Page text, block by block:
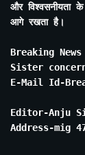
और विश्वसनीयता
आगे रखता है।
Breaking
Sister
E-Mail Id-
Editor-Anju
Address-mig